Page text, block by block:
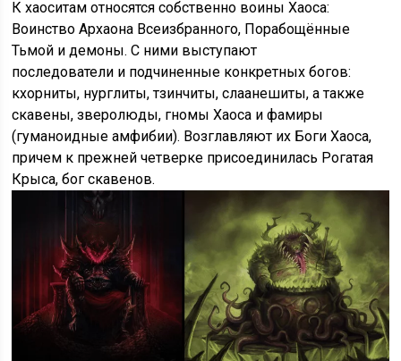
К хаоситам относятся собственно воины Хаоса:
Воинство Архаона Всеизбранного, Порабощённые
Тьмой и демоны. С ними выступают
последователи и подчиненные конкретных богов:
кхорниты, нурглиты, тзинчиты, слаанешиты, а также
скавены, зверолюды, гномы Хаоса и фамиры
(гуманоидные амфибии). Возглавляют их Боги Хаоса,
причем к прежней четверке присоединилась Рогатая
Крыса, бог скавенов.